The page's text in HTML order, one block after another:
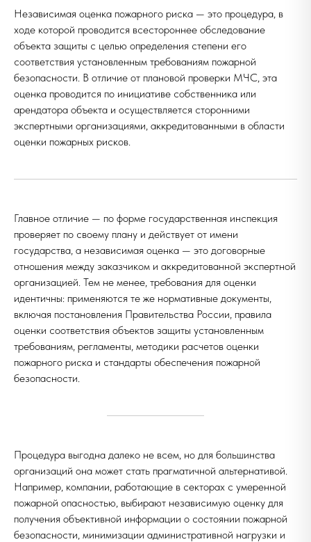
Независимая оценка пожарного риска — это процедура, в
ходе которой проводится всестороннее обследование
объекта защиты с целью определения степени его
соответствия установленным требованиям пожарной
безопасности. В отличие от плановой проверки МЧС, эта
оценка проводится по инициативе собственника или
арендатора объекта и осуществляется сторонними
экспертными организациями, аккредитованными в области
оценки пожарных рисков.
Главное отличие — по форме государственная инспекция
проверяет по своему плану и действует от имени
государства, а независимая оценка — это договорные
отношения между заказчиком и аккредитованной экспертной
организацией. Тем не менее, требования для оценки
идентичны: применяются те же нормативные документы,
включая постановления Правительства России, правила
оценки соответствия объектов защиты установленным
требованиям, регламенты, методики расчетов оценки
пожарного риска и стандарты обеспечения пожарной
безопасности.
Процедура выгодна далеко не всем, но для большинства
организаций она может стать прагматичной альтернативой.
Например, компании, работающие в секторах с умеренной
пожарной опасностью, выбирают независимую оценку для
получения объективной информации о состоянии пожарной
безопасности, минимизации административной нагрузки и